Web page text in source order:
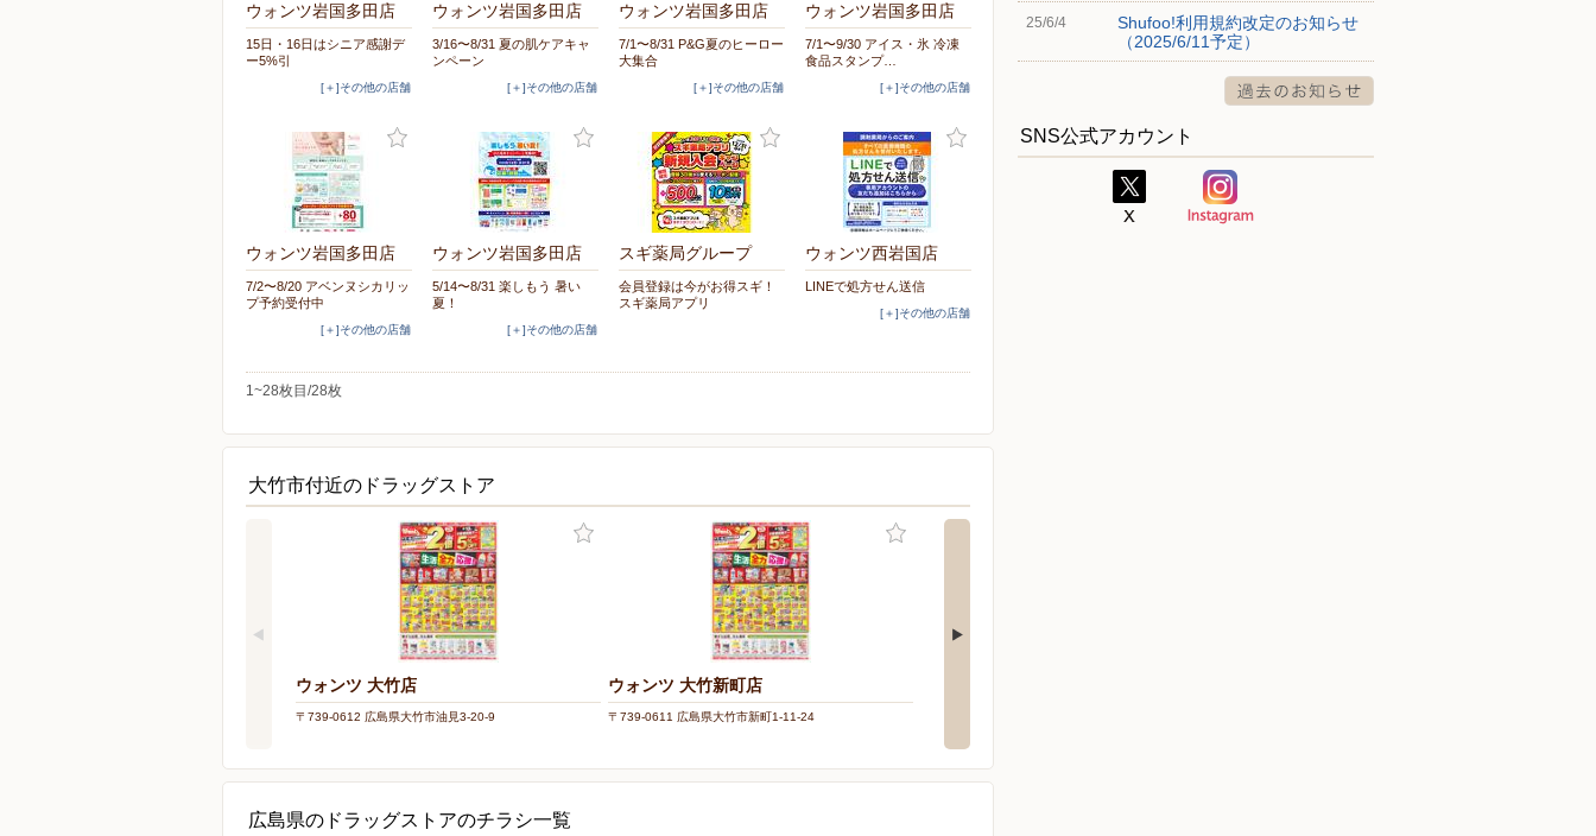
ウォンツ岩国多田店
15日・16日はシニア感謝デ
ー5%引
[＋]その他の店舗
ウォンツ岩国多田店
3/16〜8/31 夏の肌ケアキャ
ンペーン
[＋]その他の店舗
ウォンツ岩国多田店
7/1〜8/31 P&G夏のヒーロー
大集合
[＋]その他の店舗
ウォンツ岩国多田店
7/1〜9/30 アイス・氷 冷凍
食品スタンプ…
[＋]その他の店舗
ウォンツ岩国多田店
7/2〜8/20 アベンヌシカリッ
プ予約受付中
[＋]その他の店舗
ウォンツ岩国多田店
5/14〜8/31 楽しもう 暑い
夏！
[＋]その他の店舗
スギ薬局グループ
会員登録は今がお得スギ！
スギ薬局アプリ
ウォンツ西岩国店
LINEで処方せん送信
[＋]その他の店舗
1~28枚目/28枚
大竹市付近のドラッグストア
ウォンツ 大竹店
〒739-0612 広島県大竹市油見3-20-9
ウォンツ 大竹新町店
〒739-0611 広島県大竹市新町1-11-24
広島県のドラッグストアのチラシ一覧
25/6/4
Shufoo!利用規約改定のお知らせ
（2025/6/11予定）
SNS公式アカウント